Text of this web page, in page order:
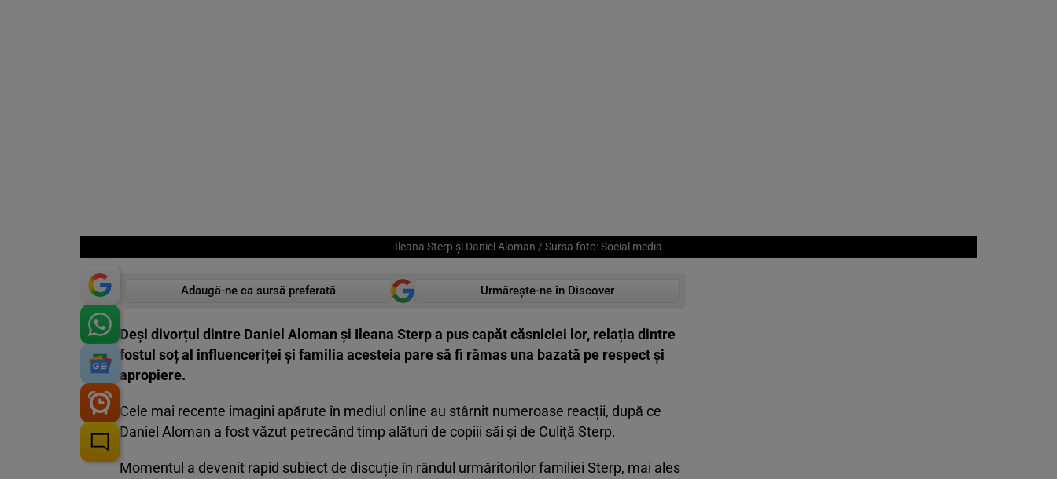
Ileana Sterp și Daniel Aloman / Sursa foto: Social media
Adaugă-ne ca sursă preferată Urmărește-ne în Discover
Deși divorțul dintre Daniel Aloman și Ileana Sterp a pus capăt căsniciei lor, relația dintre
fostul soț al influenceriței și familia acesteia pare să fi rămas una bazată pe respect și
apropiere.
Cele mai recente imagini apărute în mediul online au stârnit numeroase reacții, după ce
Daniel Aloman a fost văzut petrecând timp alături de copiii săi și de Culiță Sterp.
Momentul a devenit rapid subiect de discuție în rândul urmăritorilor familiei Sterp, mai ales